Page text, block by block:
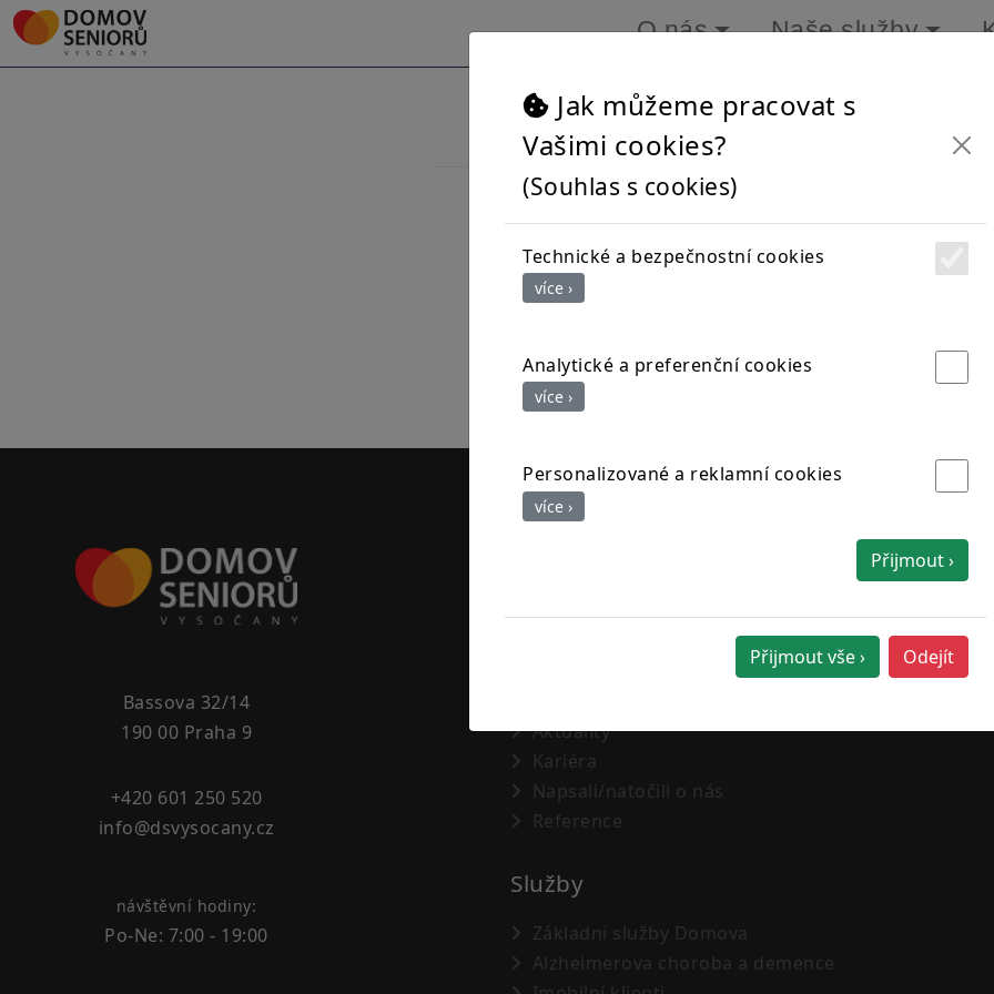
O nás Naše služby
Přihlášení uživatele
Username:
Bassova 32/14
190 00 Praha 9
+420 601 250 520
info@dsvysocany.cz
návštěvní hodiny:
Po-Ne: 7:00 - 19:00
O nás
Aktuality
Kariéra
Napsali/natočili o nás
Reference
Služby
Základní služby Domova
Alzheimerova choroba a demence
Jak můžeme pracovat s
Vašimi cookies?
(Souhlas s cookies)
Technické a bezpečnostní cookies
více ›
Analytické a preferenční cookies
více ›
Personalizované a reklamní cookies
více ›
Přijmout ›
Přijmout vše › Odejít